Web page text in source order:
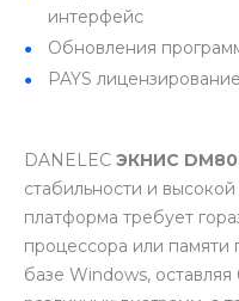
интерфейс
Обновления
PAYS
DANELEC ЭКНИС
стабильности и
платформа требует
процессора или
базе Windows,